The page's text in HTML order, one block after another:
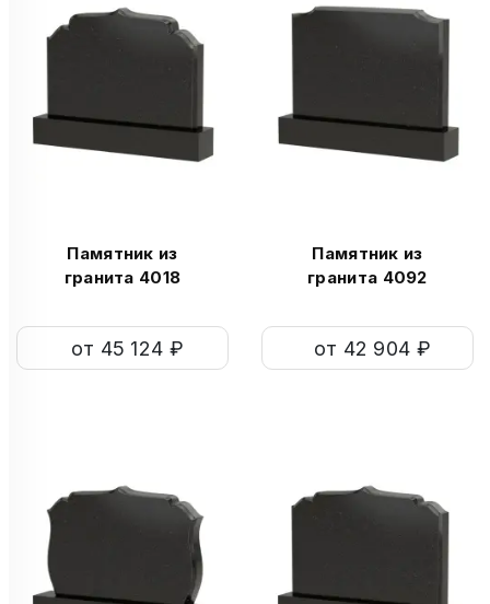
Памятник из
гранита 4018
от 45 124 ₽
Памятник из
гранита 4092
от 42 904 ₽